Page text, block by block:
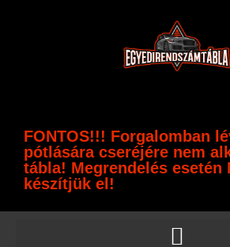
FONTOS!!! Forgalomban
pótlására cseréjére nem
tábla! Megrendelés esetén
készítjük el!